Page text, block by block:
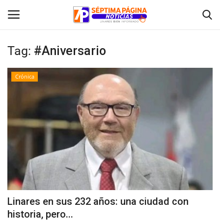
Inicio
Policial
Tribunales
Deporte
Política
Espectáculos
Tag: #Aniversario
Crónica
Linares en sus 232 años: una ciudad con
historia, pero...